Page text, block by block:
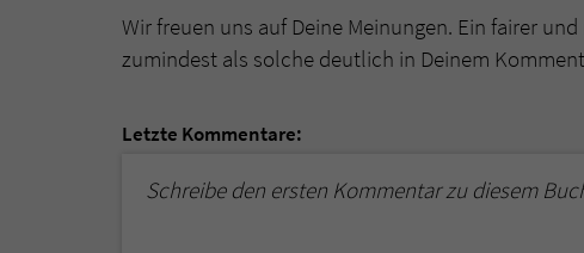
Wir freuen uns auf Deine Meinungen. Ein fairer
zumindest als solche deutlich in Deinem
Letzte Kommentare:
Schreibe den ersten Kommentar zu diesem